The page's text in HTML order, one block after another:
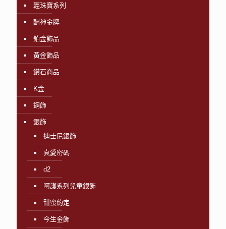
輕珠寶系列
酬神金牌
鉑金飾品
黃金飾品
鑽石商品
K金
鋼飾
銀飾
迪士尼銀飾
真愛密碼
d2
呵護系列兒童銀飾
甜蜜約定
今生金飾